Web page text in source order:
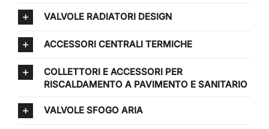
VALVOLE RADIATORI DESIGN
ACCESSORI CENTRALI TERMICHE
COLLETTORI E ACCESSORI PER
RISCALDAMENTO A PAVIMENTO E SANITARIO
VALVOLE SFOGO ARIA